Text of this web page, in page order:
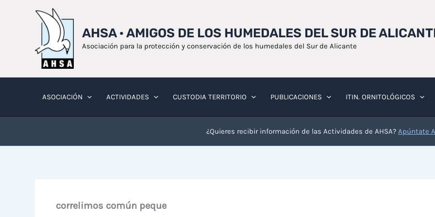
AHSA · AMIGOS DE LOS HUMEDALES DEL SUR DE
Asociación para la protección y conservación de los humedales del Sur de Alicante
ASOCIACIÓN ACTIVIDADES CUSTODIA TERRITORIO PUBLICACIONES ITIN. ORNITOLÓGICOS
¿Quieres recibir información de las Actividades de AHSA? Apúntate
correlimos común peque